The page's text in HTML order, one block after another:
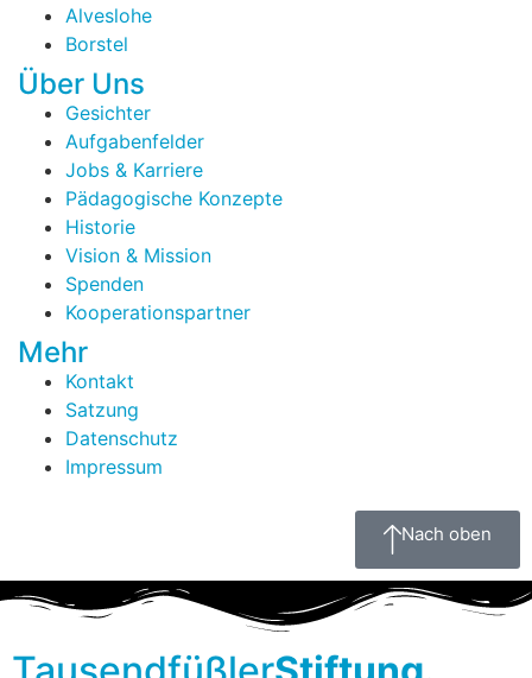
Alveslohe
Borstel
Über Uns
Gesichter
Aufgabenfelder
Jobs & Karriere
Pädagogische Konzepte
Historie
Vision & Mission
Spenden
Kooperationspartner
Mehr
Kontakt
Satzung
Datenschutz
Impressum
Nach oben